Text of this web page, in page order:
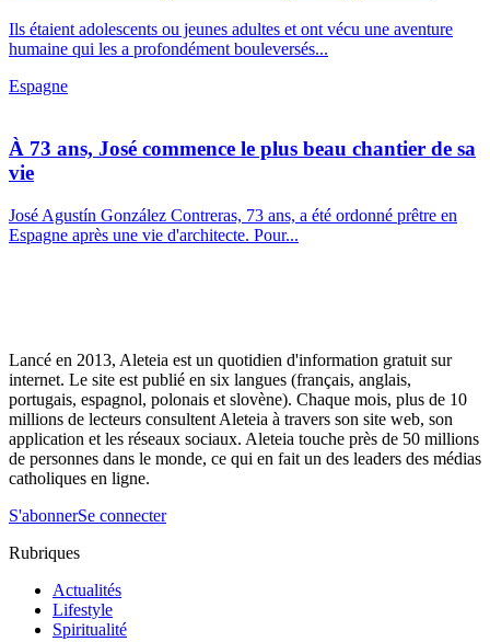
Ils étaient adolescents ou jeunes adultes et ont vécu une aventure
humaine qui les a profondément bouleversés...
Espagne
À 73 ans, José commence le plus beau chantier de sa
vie
José Agustín González Contreras, 73 ans, a été ordonné prêtre en
Espagne après une vie d'architecte. Pour...
Lancé en 2013, Aleteia est un quotidien d'information gratuit sur
internet. Le site est publié en six langues (français, anglais,
portugais, espagnol, polonais et slovène). Chaque mois, plus de 10
millions de lecteurs consultent Aleteia à travers son site web, son
application et les réseaux sociaux. Aleteia touche près de 50 millions
de personnes dans le monde, ce qui en fait un des leaders des médias
catholiques en ligne.
S'abonnerSe connecter
Rubriques
Actualités
Lifestyle
Spiritualité